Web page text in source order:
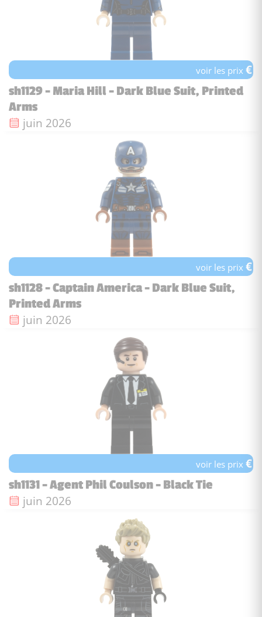
voir les prix€
sh1129 - Maria Hill - Dark Blue Suit, Printed
Arms
Date de sortie :
juin 2026
voir les prix€
sh1128 - Captain America - Dark Blue Suit,
Printed Arms
Date de sortie :
juin 2026
voir les prix€
sh1131 - Agent Phil Coulson - Black Tie
Date de sortie :
juin 2026